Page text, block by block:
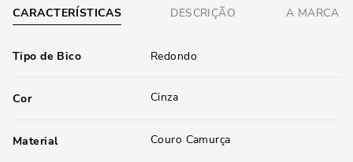
CARACTERÍSTICAS DESCRIÇÃO A MARCA
Tipo de Bico Redondo
Cor Cinza
Material Couro Camurça